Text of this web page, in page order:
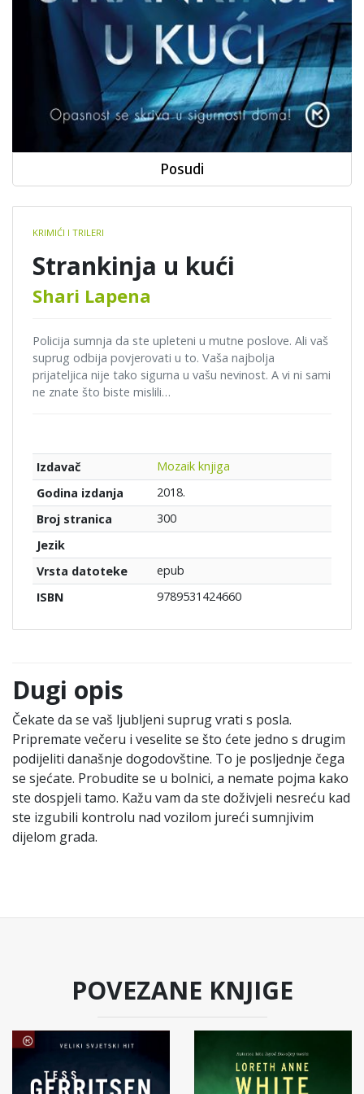
Book
details
KRIMIĆI I TRILERI
Strankinja u kući
Shari Lapena
Policija sumnja da ste upleteni u mutne poslove. Ali vaš
suprug odbija povjerovati u to. Vaša najbolja
prijateljica nije tako sigurna u vašu nevinost. A vi ni sami
ne znate što biste mislili…
Izdavač
Mozaik knjiga
Godina izdanja
2018.
Broj stranica
300
Jezik
Vrsta datoteke
epub
ISBN
9789531424660
Posudi
Dugi opis
Čekate da se vaš ljubljeni suprug vrati s posla.
Pripremate večeru i veselite se što ćete jedno s drugim
podijeliti današnje dogodovštine. To je posljednje čega
se sjećate. Probudite se u bolnici, a nemate pojma kako
ste dospjeli tamo. Kažu vam da ste doživjeli nesreću kad
ste izgubili kontrolu nad vozilom jureći sumnjivim
dijelom grada.
POVEZANE KNJIGE